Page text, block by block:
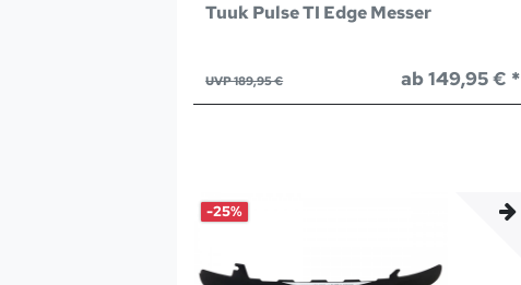
Tuuk Pulse TI Edge Messer
UVP 189,95 € ab 149,95 € *
-25%